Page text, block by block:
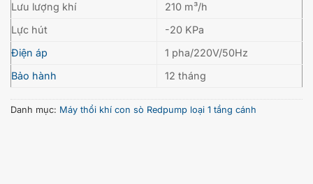
Lưu lượng khí
210 m³/h
Lực hút
-20 KPa
Điện áp
1 pha/220V/50Hz
Bảo hành
12 tháng
Danh mục: Máy thổi khí con sò Redpump loại 1 tầng cánh